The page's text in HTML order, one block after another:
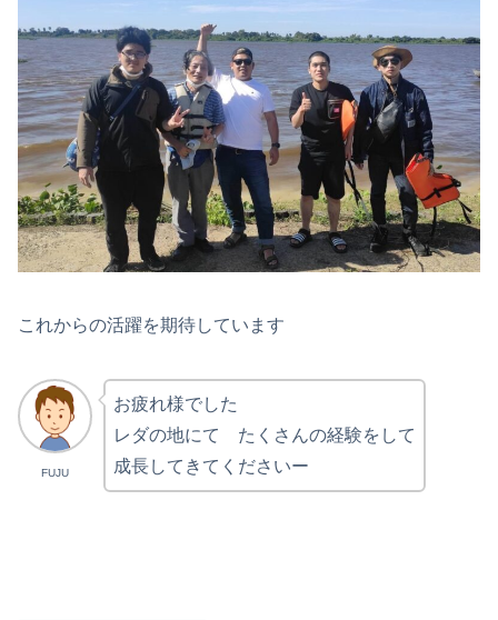
これからの活躍を期待しています
FUJU
お疲れ様でした
レダの地にて たくさんの経験をして
成長してきてくださいー